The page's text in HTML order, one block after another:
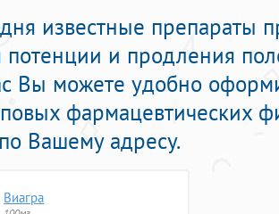
известные препараты
потенции и продления
Вы можете удобно
фармацевтических
Вашему адресу.
Виагра